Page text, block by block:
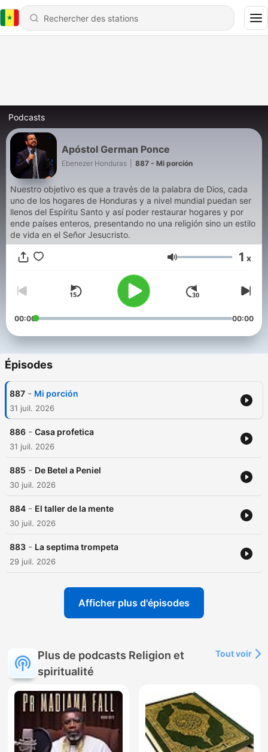
Podcasts
Apóstol German Ponce
Ebenezer Honduras 887 - Mi porción
Nuestro objetivo es que a través de la palabra de Dios, cada
uno de los hogares de Honduras y a nivel mundial puedan ser
llenos del Espíritu Santo y así poder restaurar hogares y por
ende países enteros, presentando no una religión sino un estilo
de vida en el Señor Jesucristo.
Volume 1 x
00:00 00:00
Épisodes
887 - Mi porción
31 juil. 2026
886 - Casa profetica
31 juil. 2026
885 - De Betel a Peniel
30 juil. 2026
884 - El taller de la mente
30 juil. 2026
883 - La septima trompeta
29 juil. 2026
Afficher plus d'épisodes
Plus de podcasts Religion et
spiritualité
Tout voir